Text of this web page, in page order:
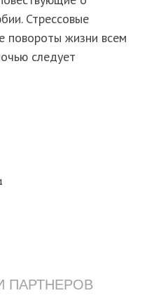
Стрессовые
повороты жизни всем
следует
ПАРТНЕРОВ